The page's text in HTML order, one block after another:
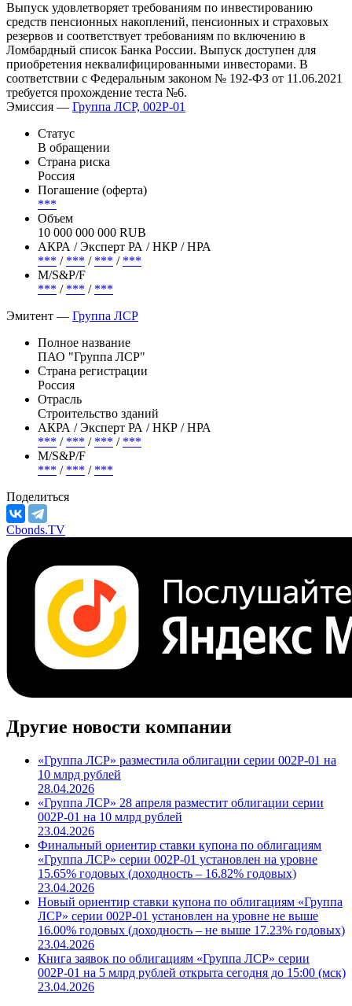
Выпуск удовлетворяет требованиям по инвестированию
средств пенсионных накоплений, пенсионных и страховых
резервов и соответствует требованиям по включению в
Ломбардный список Банка России. Выпуск доступен для
приобретения неквалифицированными инвесторами. В
соответствии с Федеральным законом № 192-ФЗ от 11.06.2021
требуется прохождение теста №6.
Эмиссия — Группа ЛСР, 002Р-01
Статус
В обращении
Страна риска
Россия
Погашение (оферта)
***
Объем
10 000 000 000 RUB
АКРА / Эксперт РА / НКР / НРА
*** / *** / *** / ***
М/S&P/F
*** / *** / ***
Эмитент — Группа ЛСР
Полное название
ПАО "Группа ЛСР"
Страна регистрации
Россия
Отрасль
Строительство зданий
АКРА / Эксперт РА / НКР / НРА
*** / *** / *** / ***
М/S&P/F
*** / *** / ***
Поделиться
Cbonds.TV
Другие новости компании
«Группа ЛСР» разместила облигации серии 002Р-01 на
10 млрд рублей
28.04.2026
«Группа ЛСР» 28 апреля разместит облигации серии
002Р-01 на 10 млрд рублей
23.04.2026
Финальный ориентир ставки купона по облигациям
«Группа ЛСР» серии 002Р-01 установлен на уровне
15.65% годовых (доходность – 16.82% годовых)
23.04.2026
Новый ориентир ставки купона по облигациям «Группа
ЛСР» серии 002Р-01 установлен на уровне не выше
16.00% годовых (доходность – не выше 17.23% годовых)
23.04.2026
Книга заявок по облигациям «Группа ЛСР» серии
002Р-01 на 5 млрд рублей открыта сегодня до 15:00 (мск)
23.04.2026